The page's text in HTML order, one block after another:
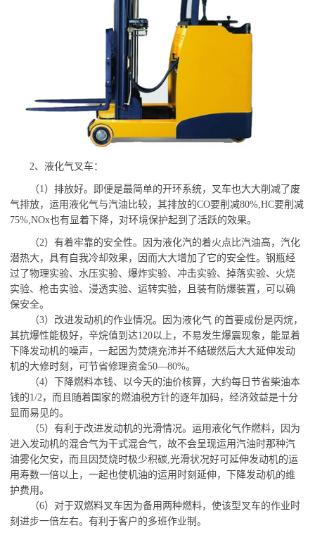
2、液化气叉车：
（1）排放好。即便是最简单的开环系统，叉车也大大削减了废
气排放，运用液化气与汽油比较，其排放的CO要削减80%,HC要削减
75%,NOx也有显着下降，对环境保护起到了活跃的效果。
（2）有着牢靠的安全性。因为液化汽的着火点比汽油高，汽化
潜热大，具有自我冷却效果，因而大大增加了它的安全性。钢瓶经
过了物理实验、水压实验、爆炸实验、冲击实验、掉落实验、火烧
实验、枪击实验、浸透实验、运转实验，且装有防爆装置，可以确
保安全。
（3）改进发动机的作业情况。因为液化气 的首要成份是丙烷，
其抗爆性能极好，辛烷值到达120以上，不易发生爆震现象，能显着
下降发动机的噪声，一起因为焚烧充沛并不结碳然后大大延伸发动
机的大修时刻，可节省修理资金50—80%。
（4）下降燃料本钱、以今天的油价核算，大约每日节省柴油本
钱的1/2，而且随着国家的燃油税方针的逐年加码，经济效益是十分
显而易见的。
（5）有利于改进发动机的光滑情况。运用液化气作燃料，因为
进入发动机的混合气为干式混合气，故不会呈现运用汽油时那种汽
油雾化欠安，而且因焚烧时极少积碳,光滑状况好可延伸发动机的运
用寿数一倍以上，一起也使机油的运用时刻延伸，下降发动机的维
护费用。
（6）对于双燃料叉车因为备用两种燃料，使该型叉车的作业时
刻进步一倍左右。有利于客户的多班作业制。